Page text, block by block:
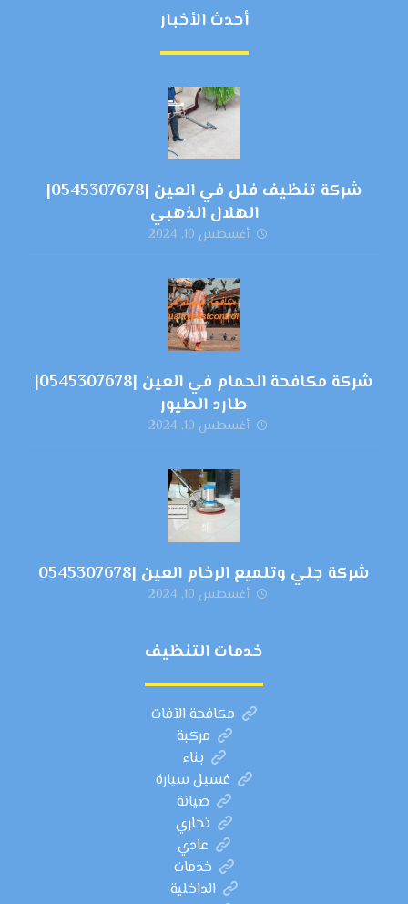
أحدث الأخبار
شركة تنظيف فلل في العين |0545307678|
الهلال الذهبي
أغسطس 10, 2024
شركة مكافحة الحمام في العين |0545307678|
طارد الطيور
أغسطس 10, 2024
شركة جلي وتلميع الرخام العين |0545307678
أغسطس 10, 2024
خدمات التنظيف
مكافحة الآفات
مركبة
بناء
غسيل سيارة
صيانة
تجاري
عادي
خدمات
الداخلية